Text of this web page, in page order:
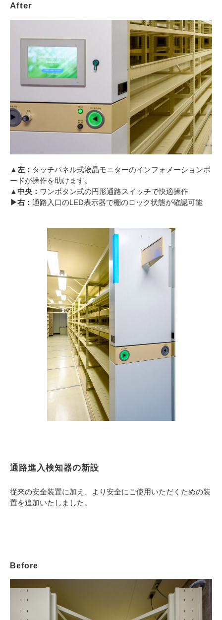
After
▲左： タッチパネル式液晶モニターのインフォメーションボ
ードが操作を助けます。
▲中央： ワンボタン式の円形通路スイッチで快適操作
▶︎右： 通路入口のLED表示器で棚のロック状態が確認可能
通路進入検知器の新設
従来の安全装置に加え、より安全にご使用いただくための装
置を追加いたしました。
Before